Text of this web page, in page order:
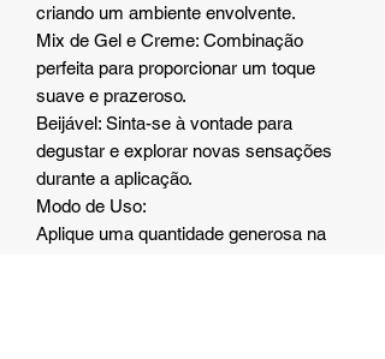
criando um ambiente envolvente.
Mix de Gel e Creme: Combinação
perfeita para proporcionar um toque
suave e prazeroso.
Beijável: Sinta-se à vontade para
degustar e explorar novas sensações
durante a aplicação.
Modo de Uso:
Aplique uma quantidade generosa na